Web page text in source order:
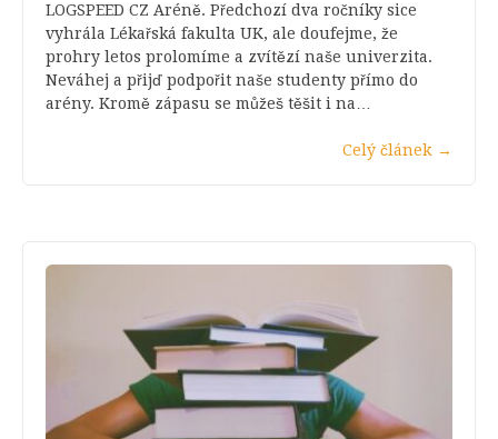
LOGSPEED CZ Aréně. Předchozí dva ročníky sice
vyhrála Lékařská fakulta UK, ale doufejme, že
prohry letos prolomíme a zvítězí naše univerzita.
Neváhej a přijď podpořit naše studenty přímo do
arény. Kromě zápasu se můžeš těšit i na…
Celý článek →